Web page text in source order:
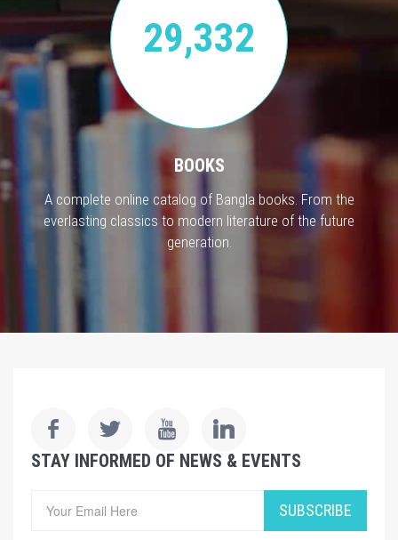
29,332
BOOKS
A complete online catalog of Bangla books. From the
everlasting classics to modern literature of the future
generation.
STAY INFORMED OF NEWS & EVENTS
SUBSCRIBE